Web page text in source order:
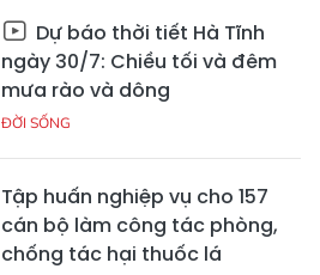
Dự báo thời tiết Hà Tĩnh
ngày 30/7: Chiều tối và đêm
mưa rào và dông
ĐỜI SỐNG
Tập huấn nghiệp vụ cho 157
cán bộ làm công tác phòng,
chống tác hại thuốc lá